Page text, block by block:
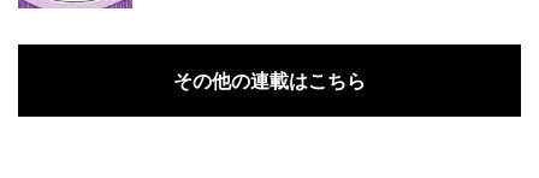
その他の連載はこちら